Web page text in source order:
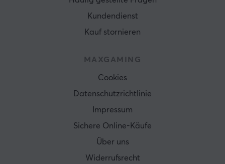
Kundendienst
Kauf stornieren
MAXGAMING
Cookies
Datenschutzrichtlinie
Impressum
Sichere Online-Käufe
Über uns
Widerrufsrecht